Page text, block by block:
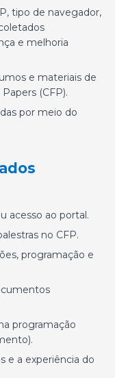
tipo de navegador,
e melhoria
e materiais de
(CFP).
por meio do
acesso ao portal.
no CFP.
programação e
programação
e a experiência do